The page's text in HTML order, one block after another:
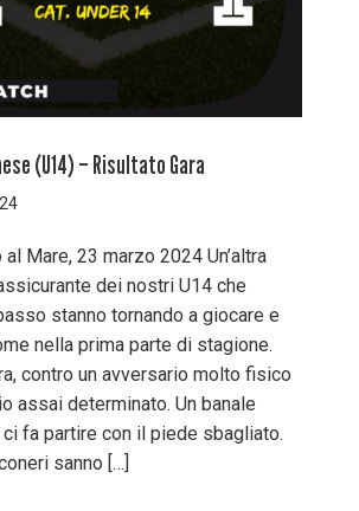
(U14) – Risultato Gara
Mare, 23 marzo 2024 Un’altra
dei nostri U14 che
stanno tornando a giocare e
nella prima parte di stagione.
contro un avversario molto fisico
assai determinato. Un banale
fa partire con il piede sbagliato.
sanno […]